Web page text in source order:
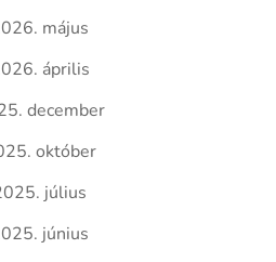
május
április
december
október
július
június